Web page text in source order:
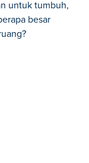
untuk tumbuh,
besar